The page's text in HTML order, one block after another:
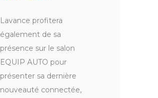
Lavance profitera
également de sa
présence sur le salon
EQUIP AUTO pour
présenter sa dernière
nouveauté connectée,